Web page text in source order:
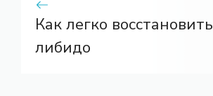
Как легко восстановить
либидо